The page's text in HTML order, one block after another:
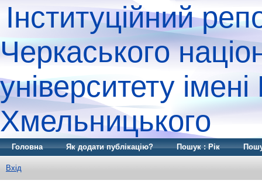
Інституційний
Черкаського
університету
Хмельницького
Головна Як додати публікацію? Пошук : Рік
Вхід